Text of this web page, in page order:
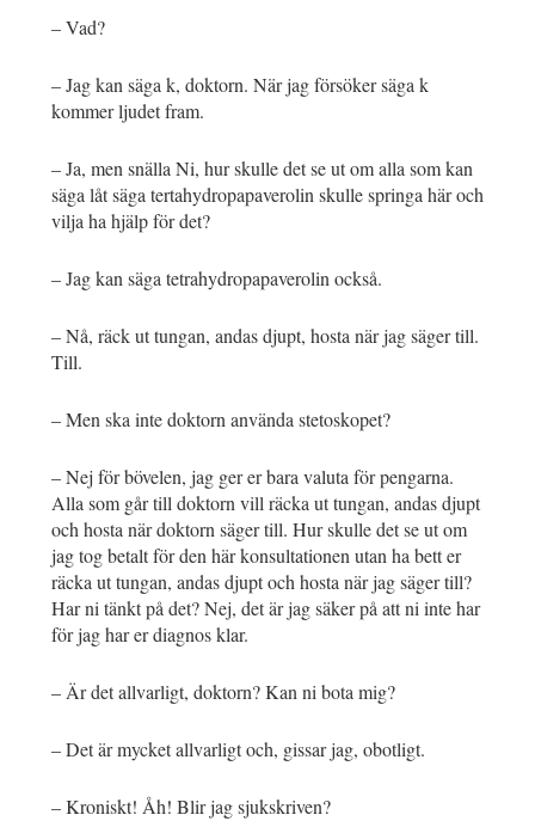
– Vad?
– Jag kan säga k, doktorn. När jag försöker säga k
kommer ljudet fram.
– Ja, men snälla Ni, hur skulle det se ut om alla som kan
säga låt säga tertahydropapaverolin skulle springa här och
vilja ha hjälp för det?
– Jag kan säga tetrahydropapaverolin också.
– Nå, räck ut tungan, andas djupt, hosta när jag säger till.
Till.
– Men ska inte doktorn använda stetoskopet?
– Nej för bövelen, jag ger er bara valuta för pengarna.
Alla som går till doktorn vill räcka ut tungan, andas djupt
och hosta när doktorn säger till. Hur skulle det se ut om
jag tog betalt för den här konsultationen utan ha bett er
räcka ut tungan, andas djupt och hosta när jag säger till?
Har ni tänkt på det? Nej, det är jag säker på att ni inte har
för jag har er diagnos klar.
– Är det allvarligt, doktorn? Kan ni bota mig?
– Det är mycket allvarligt och, gissar jag, obotligt.
– Kroniskt! Åh! Blir jag sjukskriven?